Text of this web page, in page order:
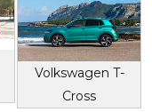
Volkswagen T-
Cross